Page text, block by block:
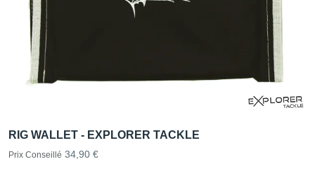
RIG WALLET - EXPLORER TACKLE
Prix Conseillé 34,90 €